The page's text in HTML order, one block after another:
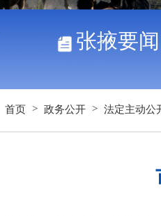
张掖要闻
首页 > 政务公开 > 法定主动公